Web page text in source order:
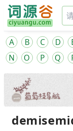
A B C D
N
O P Q